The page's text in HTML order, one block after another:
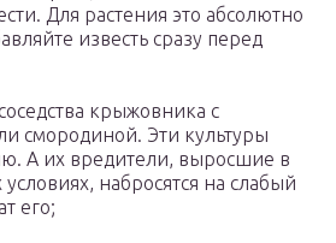
Для растения это абсолютно
известь сразу перед
крыжовника с
смородиной. Эти культуры
А их вредители, выросшие в
набросятся на слабый
его;